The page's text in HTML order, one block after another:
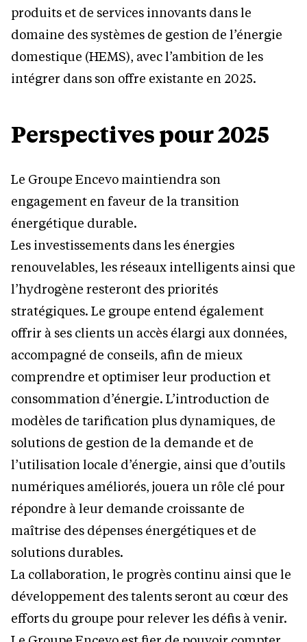
produits et de services innovants dans le
domaine des systèmes de gestion de l’énergie
domestique (HEMS), avec l’ambition de les
intégrer dans son offre existante en 2025.
Perspectives pour 2025
Le Groupe Encevo maintiendra son
engagement en faveur de la transition
énergétique durable.
Les investissements dans les énergies
renouvelables, les réseaux intelligents ainsi que
l’hydrogène resteront des priorités
stratégiques. Le groupe entend également
offrir à ses clients un accès élargi aux données,
accompagné de conseils, afin de mieux
comprendre et optimiser leur production et
consommation d’énergie. L’introduction de
modèles de tarification plus dynamiques, de
solutions de gestion de la demande et de
l’utilisation locale d’énergie, ainsi que d’outils
numériques améliorés, jouera un rôle clé pour
répondre à leur demande croissante de
maîtrise des dépenses énergétiques et de
solutions durables.
La collaboration, le progrès continu ainsi que le
développement des talents seront au cœur des
efforts du groupe pour relever les défis à venir.